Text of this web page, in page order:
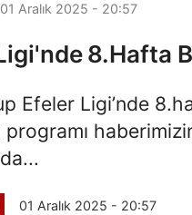
Aralık 2025 - 20:57
8.Hafta
Efeler Ligi’nde
programı
01 Aralık 2025 - 20:57